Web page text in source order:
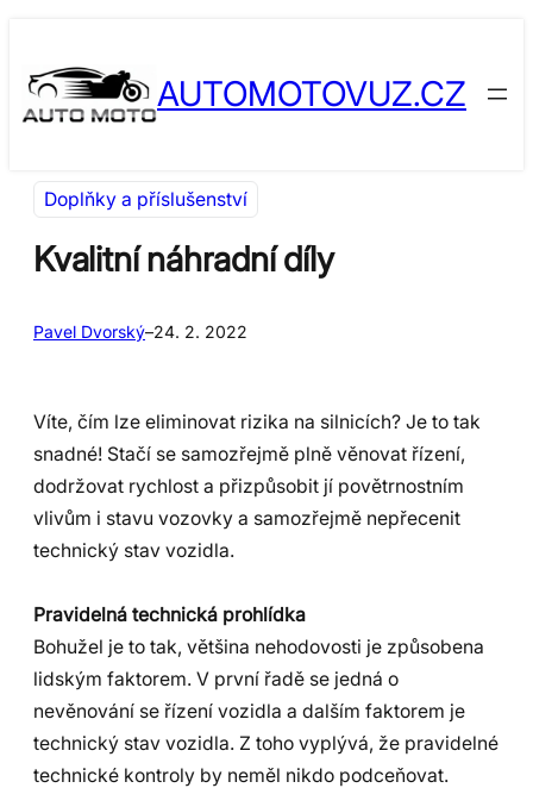
obsah
content
AUTOMOTOVUZ.CZ
Doplňky a příslušenství
Kvalitní náhradní díly
Pavel Dvorský–24. 2. 2022
Víte, čím lze eliminovat rizika na silnicích? Je to tak
snadné! Stačí se samozřejmě plně věnovat řízení,
dodržovat rychlost a přizpůsobit jí povětrnostním
vlivům i stavu vozovky a samozřejmě nepřecenit
technický stav vozidla.
Pravidelná technická prohlídka
Bohužel je to tak, většina nehodovosti je způsobena
lidským faktorem. V první řadě se jedná o
nevěnování se řízení vozidla a dalším faktorem je
technický stav vozidla. Z toho vyplývá, že pravidelné
technické kontroly by neměl nikdo podceňovat.